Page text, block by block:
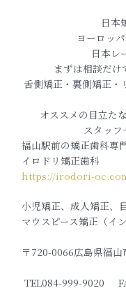
日本
ヨーロッ
日本レ
まずは相談だけ
舌側矯正・裏側矯正・
オススメの目立た
スタッフ
福山駅前の矯正歯科専
イロドリ矯正歯科
https://irodori-
小児矯正、成人矯正、
マウスピース矯正（イ
〒720-0066広島県福山
TEL084-999-9020